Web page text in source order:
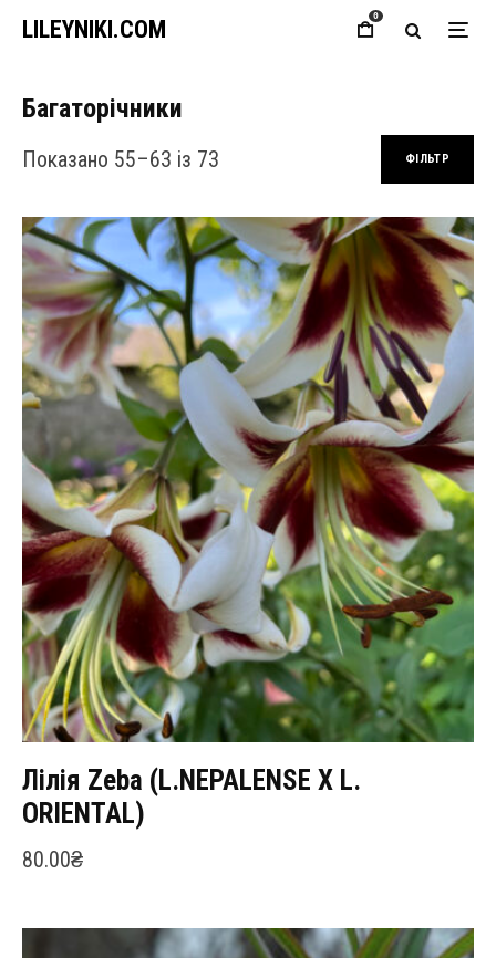
LILEYNIKI.COM 0
Багаторічники
Показано 55–63 із 73 Сортовано за останнімФІЛЬТР
Лілія Zeba (L.NEPALENSE Х L.
ORIENTAL)
80.00₴